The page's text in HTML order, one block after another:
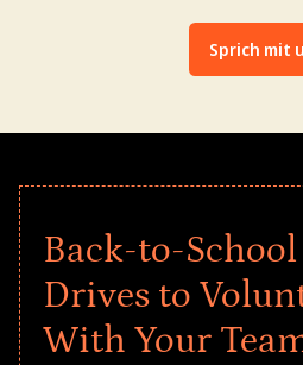
Sprich mit
Back-to-School
Drives to
With Your